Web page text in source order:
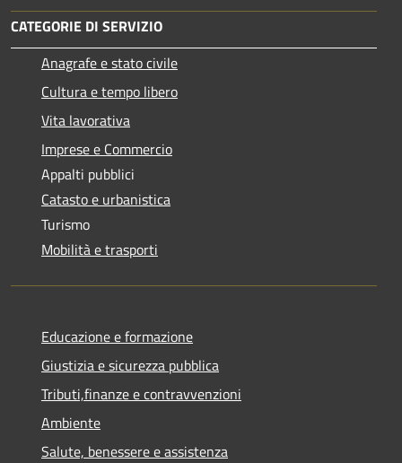
CATEGORIE DI SERVIZIO
Anagrafe e stato civile
Cultura e tempo libero
Vita lavorativa
Imprese e Commercio
Appalti pubblici
Catasto e urbanistica
Turismo
Mobilità e trasporti
Educazione e formazione
Giustizia e sicurezza pubblica
Tributi,finanze e contravvenzioni
Ambiente
Salute, benessere e assistenza